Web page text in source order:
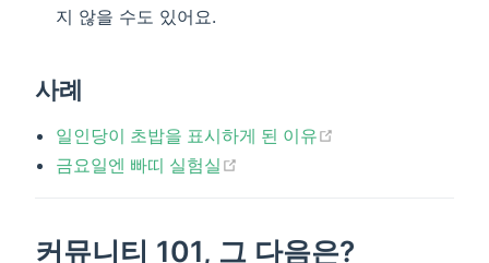
지 않을 수도 있어요.
사례
일인당이 초밥을 표시하게 된 이유
금요일엔 빠띠 실험실
커뮤니티 101, 그 다음은?